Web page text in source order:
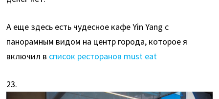
А еще здесь есть чудесное кафе Yin Yang с
панорамным видом на центр города, которое я
включил в список ресторанов must eat
23.